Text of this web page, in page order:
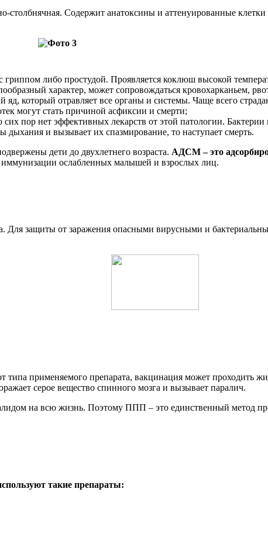
Содержит анатоксины и аттенуированные
либо простудой. Проявляется коклюш высокой
характер, может сопровождаться кровохарканьем,
который отравляет все органы и системы. Чаще всего
могут стать причиной асфиксии и смерти;
пор нет эффективных лекарств от этой патологии.
дыхания и вызывает их спазмирование, то наступает смерть.
дети до двухлетнего возраста. АДСМ – это
ослабленных малышей и взрослых лиц.
защиты от заражения опасными вирусными и
применяемого препарата, вакцинация может проходить
серое вещество спинного мозга и вызывает паралич.
на всю жизнь. Поэтому ППП – это единственный метод
такие препараты: